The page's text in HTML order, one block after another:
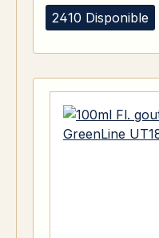
2410 Disponible